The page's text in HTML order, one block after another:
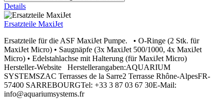
Details
Ersatzteile MaxiJet
Ersatzteile für die ASF MaxiJet Pumpe. • O-Ringe (2 Stk. für
MaxiJet Micro) • Saugnäpfe (3x MaxiJet 500/1000, 4x MaxiJet
Micro) • Edelstahlachse mit Halterung (für MaxiJet Micro)
Hersteller-Website Herstellerangaben:AQUARIUM
SYSTEMSZAC Terrasses de la Sarre2 Terrasse Rhône-AlpesFR-
57400 SARREBOURGTel: +33 3 87 03 67 30E-Mail:
info@aquariumsystems.fr